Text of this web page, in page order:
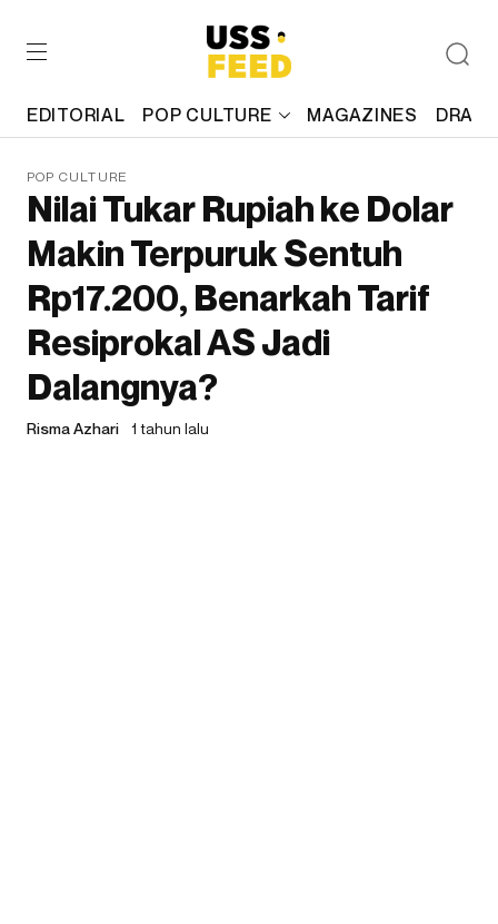
EDITORIAL POP CULTURE MAGAZINES
POP CULTURE
Nilai Tukar Rupiah ke Dolar
Makin Terpuruk Sentuh
Rp17.200, Benarkah Tarif
Resiprokal AS Jadi
Dalangnya?
Risma Azhari 1 tahun lalu